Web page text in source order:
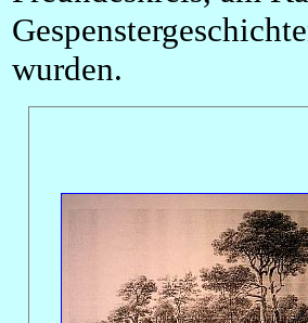
wurden.